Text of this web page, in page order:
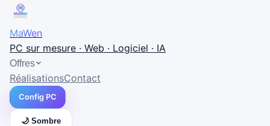
MaWen
PC sur mesure · Web · Logiciel · IA
Offres
RéalisationsContact
Config PC
🌙 Sombre